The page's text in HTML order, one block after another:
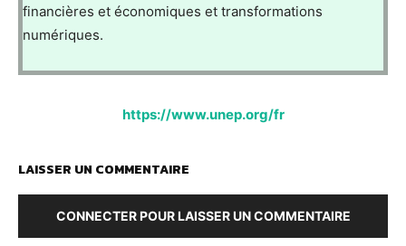
financières et économiques et transformations
numériques.
https://www.unep.org/fr
LAISSER UN COMMENTAIRE
CONNECTER POUR LAISSER UN COMMENTAIRE